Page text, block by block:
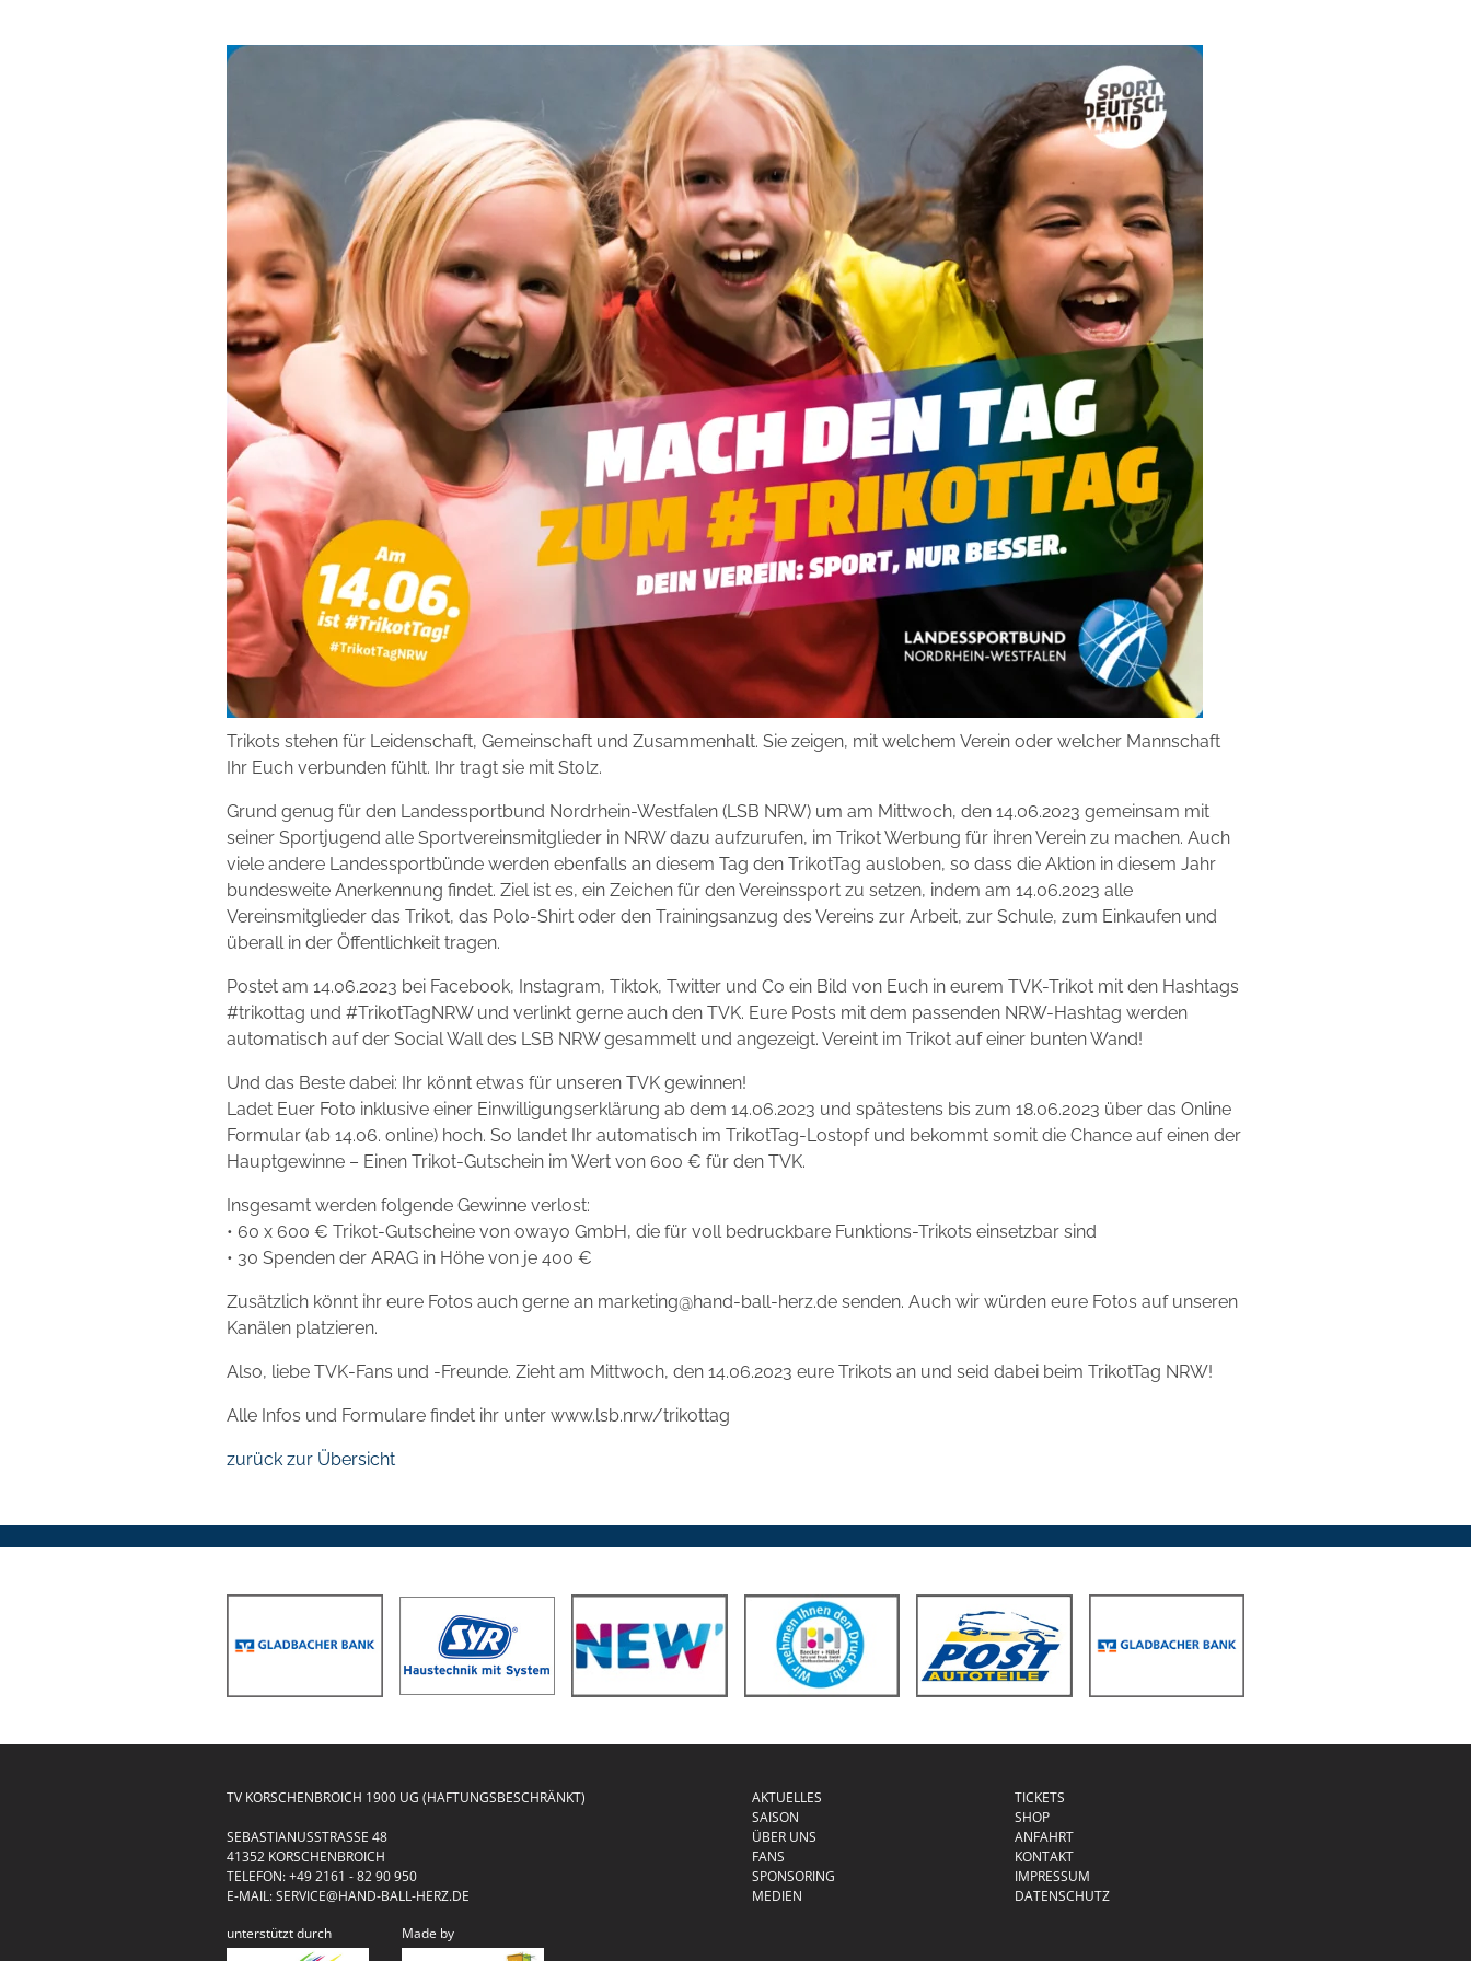
Trikots stehen für Leidenschaft, Gemeinschaft und Zusammenhalt. Sie zeigen, mit welchem Verein oder welcher Mannschaft
Ihr Euch verbunden fühlt. Ihr tragt sie mit Stolz.
Grund genug für den Landessportbund Nordrhein-Westfalen (LSB NRW) um am Mittwoch, den 14.06.2023 gemeinsam mit
seiner Sportjugend alle Sportvereinsmitglieder in NRW dazu aufzurufen, im Trikot Werbung für ihren Verein zu machen. Auch
viele andere Landessportbünde werden ebenfalls an diesem Tag den TrikotTag ausloben, so dass die Aktion in diesem Jahr
bundesweite Anerkennung findet. Ziel ist es, ein Zeichen für den Vereinssport zu setzen, indem am 14.06.2023 alle
Vereinsmitglieder das Trikot, das Polo-Shirt oder den Trainingsanzug des Vereins zur Arbeit, zur Schule, zum Einkaufen und
überall in der Öffentlichkeit tragen.
Postet am 14.06.2023 bei Facebook, Instagram, Tiktok, Twitter und Co ein Bild von Euch in eurem TVK-Trikot mit den Hashtags
#trikottag und #TrikotTagNRW und verlinkt gerne auch den TVK. Eure Posts mit dem passenden NRW-Hashtag werden
automatisch auf der Social Wall des LSB NRW gesammelt und angezeigt. Vereint im Trikot auf einer bunten Wand!
Und das Beste dabei: Ihr könnt etwas für unseren TVK gewinnen!
Ladet Euer Foto inklusive einer Einwilligungserklärung ab dem 14.06.2023 und spätestens bis zum 18.06.2023 über das Online
Formular (ab 14.06. online) hoch. So landet Ihr automatisch im TrikotTag-Lostopf und bekommt somit die Chance auf einen der
Hauptgewinne – Einen Trikot-Gutschein im Wert von 600 € für den TVK.
Insgesamt werden folgende Gewinne verlost:
• 60 x 600 € Trikot-Gutscheine von owayo GmbH, die für voll bedruckbare Funktions-Trikots einsetzbar sind
• 30 Spenden der ARAG in Höhe von je 400 €
Zusätzlich könnt ihr eure Fotos auch gerne an marketing@hand-ball-herz.de senden. Auch wir würden eure Fotos auf unseren
Kanälen platzieren.
Also, liebe TVK-Fans und -Freunde. Zieht am Mittwoch, den 14.06.2023 eure Trikots an und seid dabei beim TrikotTag NRW!
Alle Infos und Formulare findet ihr unter www.lsb.nrw/trikottag
zurück zur Übersicht
TV KORSCHENBROICH 1900 UG (HAFTUNGSBESCHRÄNKT)
SEBASTIANUSSTRASSE 48
41352 KORSCHENBROICH
TELEFON:+49 2161 - 82 90 950
E-MAIL:SERVICE@HAND-BALL-HERZ.DE
AKTUELLES
SAISON
ÜBER UNS
FANS
SPONSORING
MEDIEN
TICKETS
SHOP
ANFAHRT
KONTAKT
IMPRESSUM
DATENSCHUTZ
unterstützt durch
Made by